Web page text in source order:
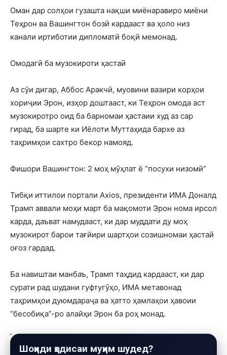
Оман дар солҳои гузашта нақши миёнаравиро миёни
Теҳрон ва Вашингтон бозӣ кардааст ва ҳоло низ
канали иртиботии дипломатӣ боқӣ мемонад.
Омодагӣ ба музокироти ҳастаӣ
Аз сӯи дигар, Аббос Аракчӣ, муовини вазири корҳои
хориҷии Эрон, изҳор доштааст, ки Теҳрон омода аст
музокиротро оид ба барномаи ҳастаии худ аз сар
гирад, ба шарте ки Иёлоти Муттаҳида бархе аз
таҳримҳои сахтро бекор намояд.
Фишори Вашингтон: 2 моҳ мӯҳлат ё “посухи низомӣ”
Тибқи иттилои портали Axios, президенти ИМА Доналд
Трамп аввали моҳи март ба мақомоти Эрон нома ирсол
карда, даъват намудааст, ки дар муддати ду моҳ
музокирот барои тағйири шартҳои созишномаи ҳастаӣ
оғоз гардад.
Ба навиштаи манбаъ, Трамп таҳдид кардааст, ки дар
сурати рад шудани гуфтугӯҳо, ИМА метавонад
таҳримҳои дуюмдараҷа ва ҳатто ҳамлаҳои ҳавоии
“бесобиқа”-ро алайҳи Эрон ба роҳ монад.
Шоҳиди ҳодисаи муҳим шудед?